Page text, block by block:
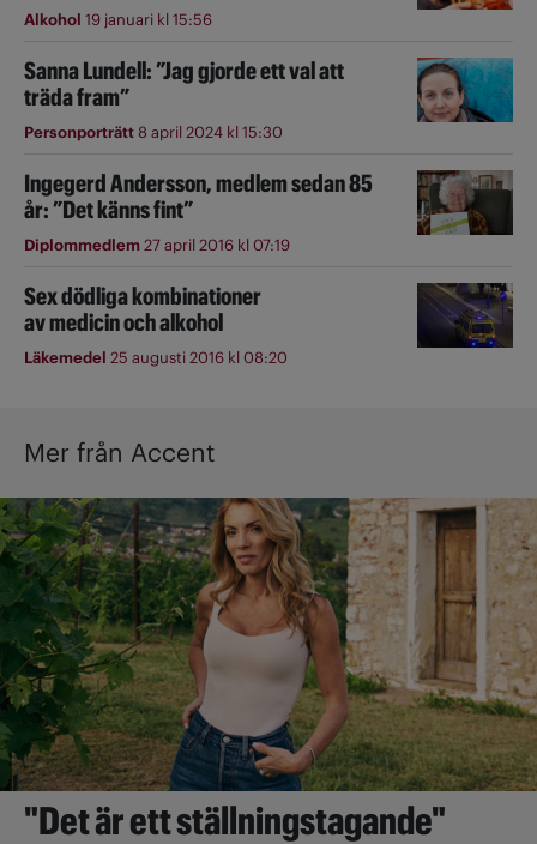
Alkohol 19 januari kl 15:56
Sanna Lundell: ”Jag gjorde ett val att
träda fram”
Personporträtt8 april 2024 kl 15:30
Ingegerd Andersson, medlem sedan 85
år: ”Det känns fint”
Diplommedlem27 april 2016 kl 07:19
Sex dödliga kombinationer
av medicin och alkohol
Läkemedel 25 augusti 2016 kl 08:20
Mer från Accent
"Det är ett ställningstagande"